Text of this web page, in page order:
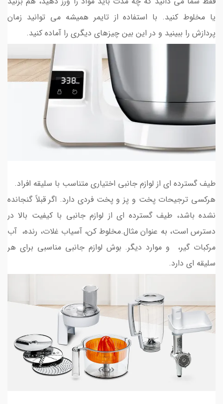
یا مخلوط کنید. با استفاده از تایمر همیشه می توانید زمان
پردازش را ببینید و در این بین چیزهای دیگری را آماده کنید.
طیف گسترده ای از لوازم جانبی اختیاری متناسب با سلیقه افراد.
هرکسی ترجیحات پخت و پز و پخت فردی دارد. اگر قبلاً گنجانده
نشده باشد، طیف گسترده ای از لوازم جانبی با کیفیت بالا در
دسترس است، به عنوان مثال.مخلوط کن، آسیاب غلات، رنده، آب
مرکبات گیر، و موارد دیگر. بوش لوازم جانبی مناسبی برای هر
سلیقه ای دارد.